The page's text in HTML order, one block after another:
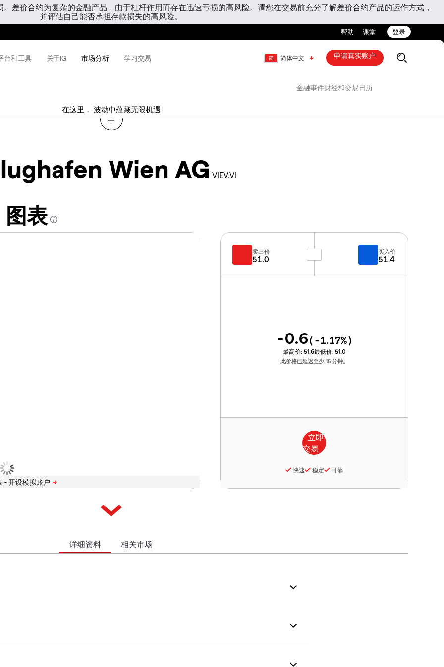
差价合约为复杂的金融产品，由于杠杆作用而存在迅速亏损的高风险。请您在交易前充分了解差价合约产品的运作方式，
并评估自己能否承担存款损失的高风险。
帮助 课堂 登录
台和工具 关于IG 市场分析 学习交易 简体中文 申请真实账户
金融事件财经和交易日历
在这里， 波动中蕴藏无限机遇
Wien AG VIEV.VI
表
-
卖出价
51.0
买入价
51.4
-0.6( -1.17%)
最高价: 51.6最低价: 51.0
此价格已延迟至少 15 分钟。
快速 稳定 可靠
详细资料 相关市场